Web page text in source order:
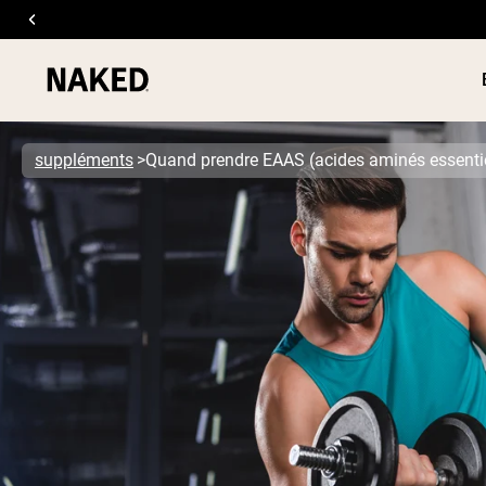
Termes de recherche populaires
”Protein Powder“
”Overnight Oats“
”Collagen“
POUDRE
suppléments Quand prendre EAAS (acides aminés